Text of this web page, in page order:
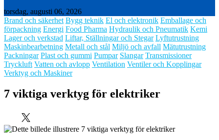
torsdag, augusti 06, 2026
Brand och säkerhet Bygg teknik El och elektronik Emballage och
förpackning Energi Food Pharma Hydraulik och Pneumatik Kemi
Lager och verkstad Liftar, Ställningar och Stegar Lyftutrustning
Maskinbearbetning Metall och stål Miljö och avfall Mätutrustning
Packningar Plast och gummi Pumpar Slangar Transmissioner
Tryckluft Vatten och avlopp Ventilation Ventiler och Kopplingar
Verktyg och Maskiner
7 viktiga verktyg för elektriker